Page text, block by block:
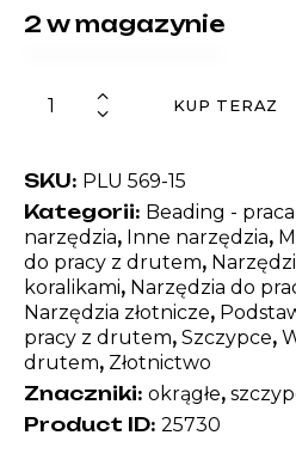
2 w magazynie
KUP TERAZ
SKU: PLU 569-15
Kategorii: Beading -
narzędzia, Inne narzędzia,
do pracy z drutem,
koralikami, Narzędzia do
Narzędzia złotnicze,
pracy z drutem, Szczypce,
drutem, Złotnictwo
Znaczniki: okrągłe,
Product ID: 25730